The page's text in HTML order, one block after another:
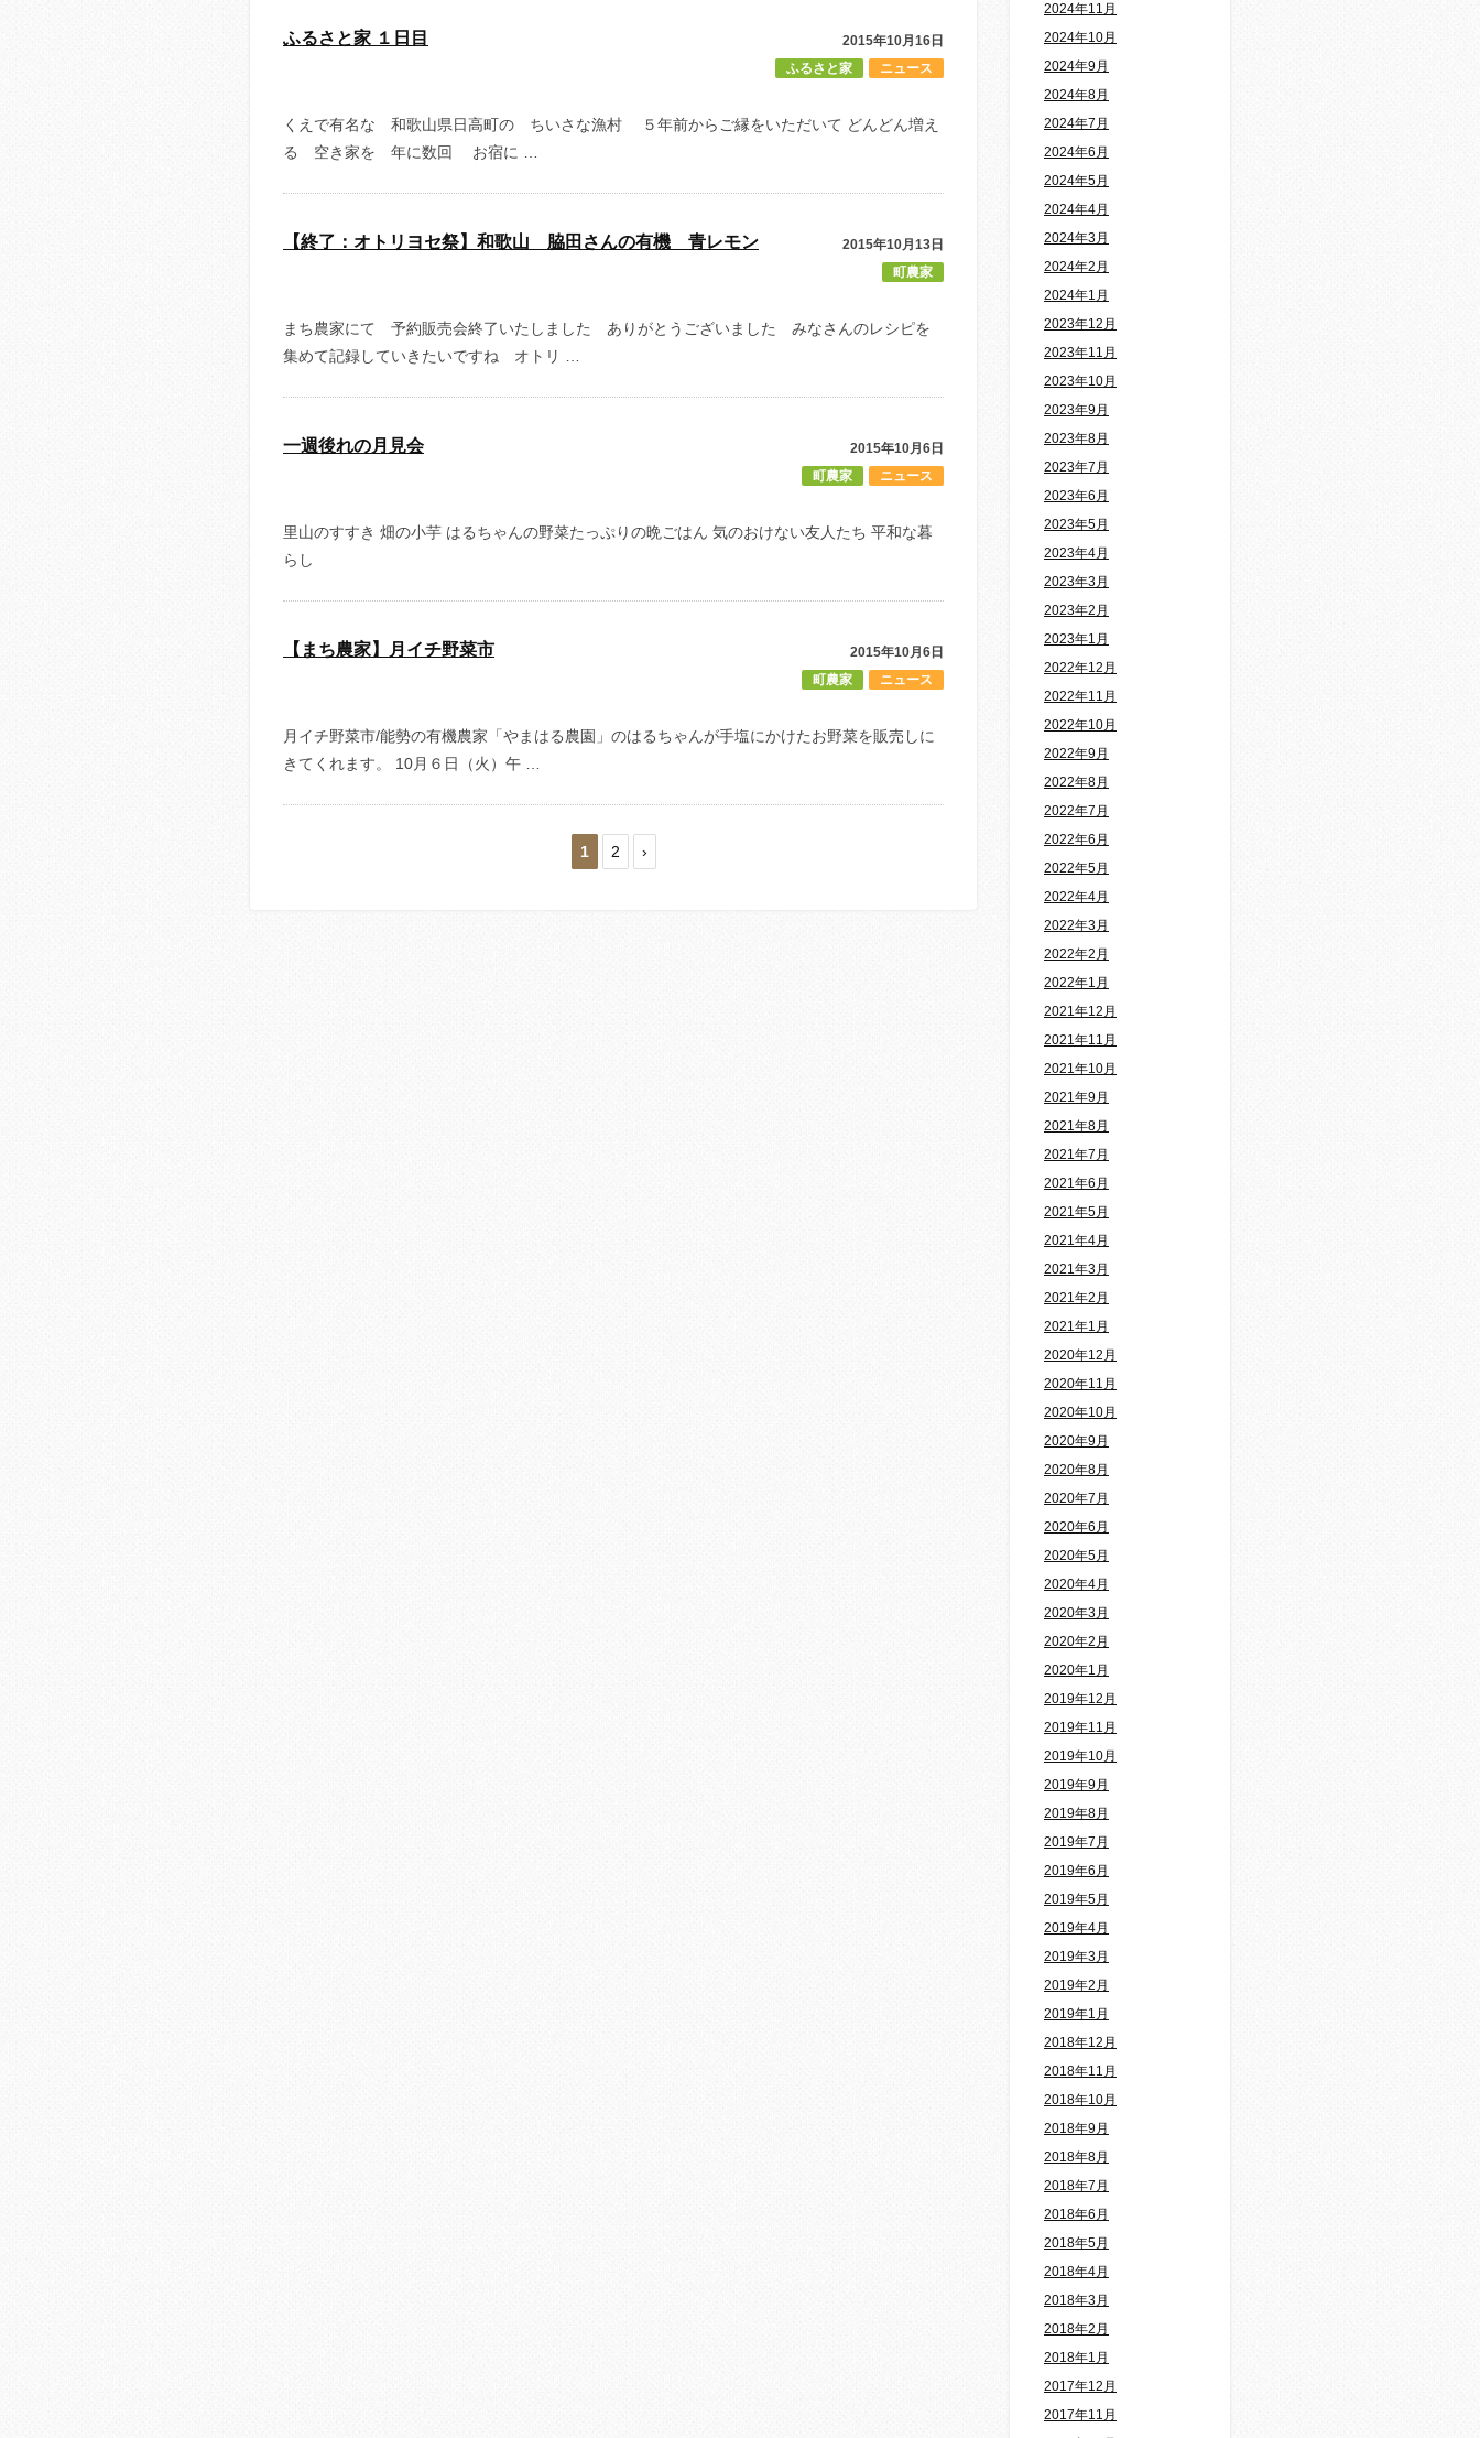
ふるさと家 １日目
2015年10月16日
ニュース
ふるさと家
くえで有名な 和歌山県日高町の ちいさな漁村 ５年前からご縁をいただいて どんどん増え
る 空き家を 年に数回 お宿に …
【終了：オトリヨセ祭】和歌山 脇田さんの有機 青レモン
2015年10月13日
町農家
まち農家にて 予約販売会終了いたしました ありがとうございました みなさんのレシピを
集めて記録していきたいですね オトリ …
一週後れの月見会
2015年10月6日
ニュース
町農家
里山のすすき 畑の小芋 はるちゃんの野菜たっぷりの晩ごはん 気のおけない友人たち 平和な暮
らし
【まち農家】月イチ野菜市
2015年10月6日
ニュース
町農家
月イチ野菜市/能勢の有機農家「やまはる農園」のはるちゃんが手塩にかけたお野菜を販売しに
きてくれます。 10月６日（火）午 …
1 2 ›
2024年11月
2024年10月
2024年9月
2024年8月
2024年7月
2024年6月
2024年5月
2024年4月
2024年3月
2024年2月
2024年1月
2023年12月
2023年11月
2023年10月
2023年9月
2023年8月
2023年7月
2023年6月
2023年5月
2023年4月
2023年3月
2023年2月
2023年1月
2022年12月
2022年11月
2022年10月
2022年9月
2022年8月
2022年7月
2022年6月
2022年5月
2022年4月
2022年3月
2022年2月
2022年1月
2021年12月
2021年11月
2021年10月
2021年9月
2021年8月
2021年7月
2021年6月
2021年5月
2021年4月
2021年3月
2021年2月
2021年1月
2020年12月
2020年11月
2020年10月
2020年9月
2020年8月
2020年7月
2020年6月
2020年5月
2020年4月
2020年3月
2020年2月
2020年1月
2019年12月
2019年11月
2019年10月
2019年9月
2019年8月
2019年7月
2019年6月
2019年5月
2019年4月
2019年3月
2019年2月
2019年1月
2018年12月
2018年11月
2018年10月
2018年9月
2018年8月
2018年7月
2018年6月
2018年5月
2018年4月
2018年3月
2018年2月
2018年1月
2017年12月
2017年11月